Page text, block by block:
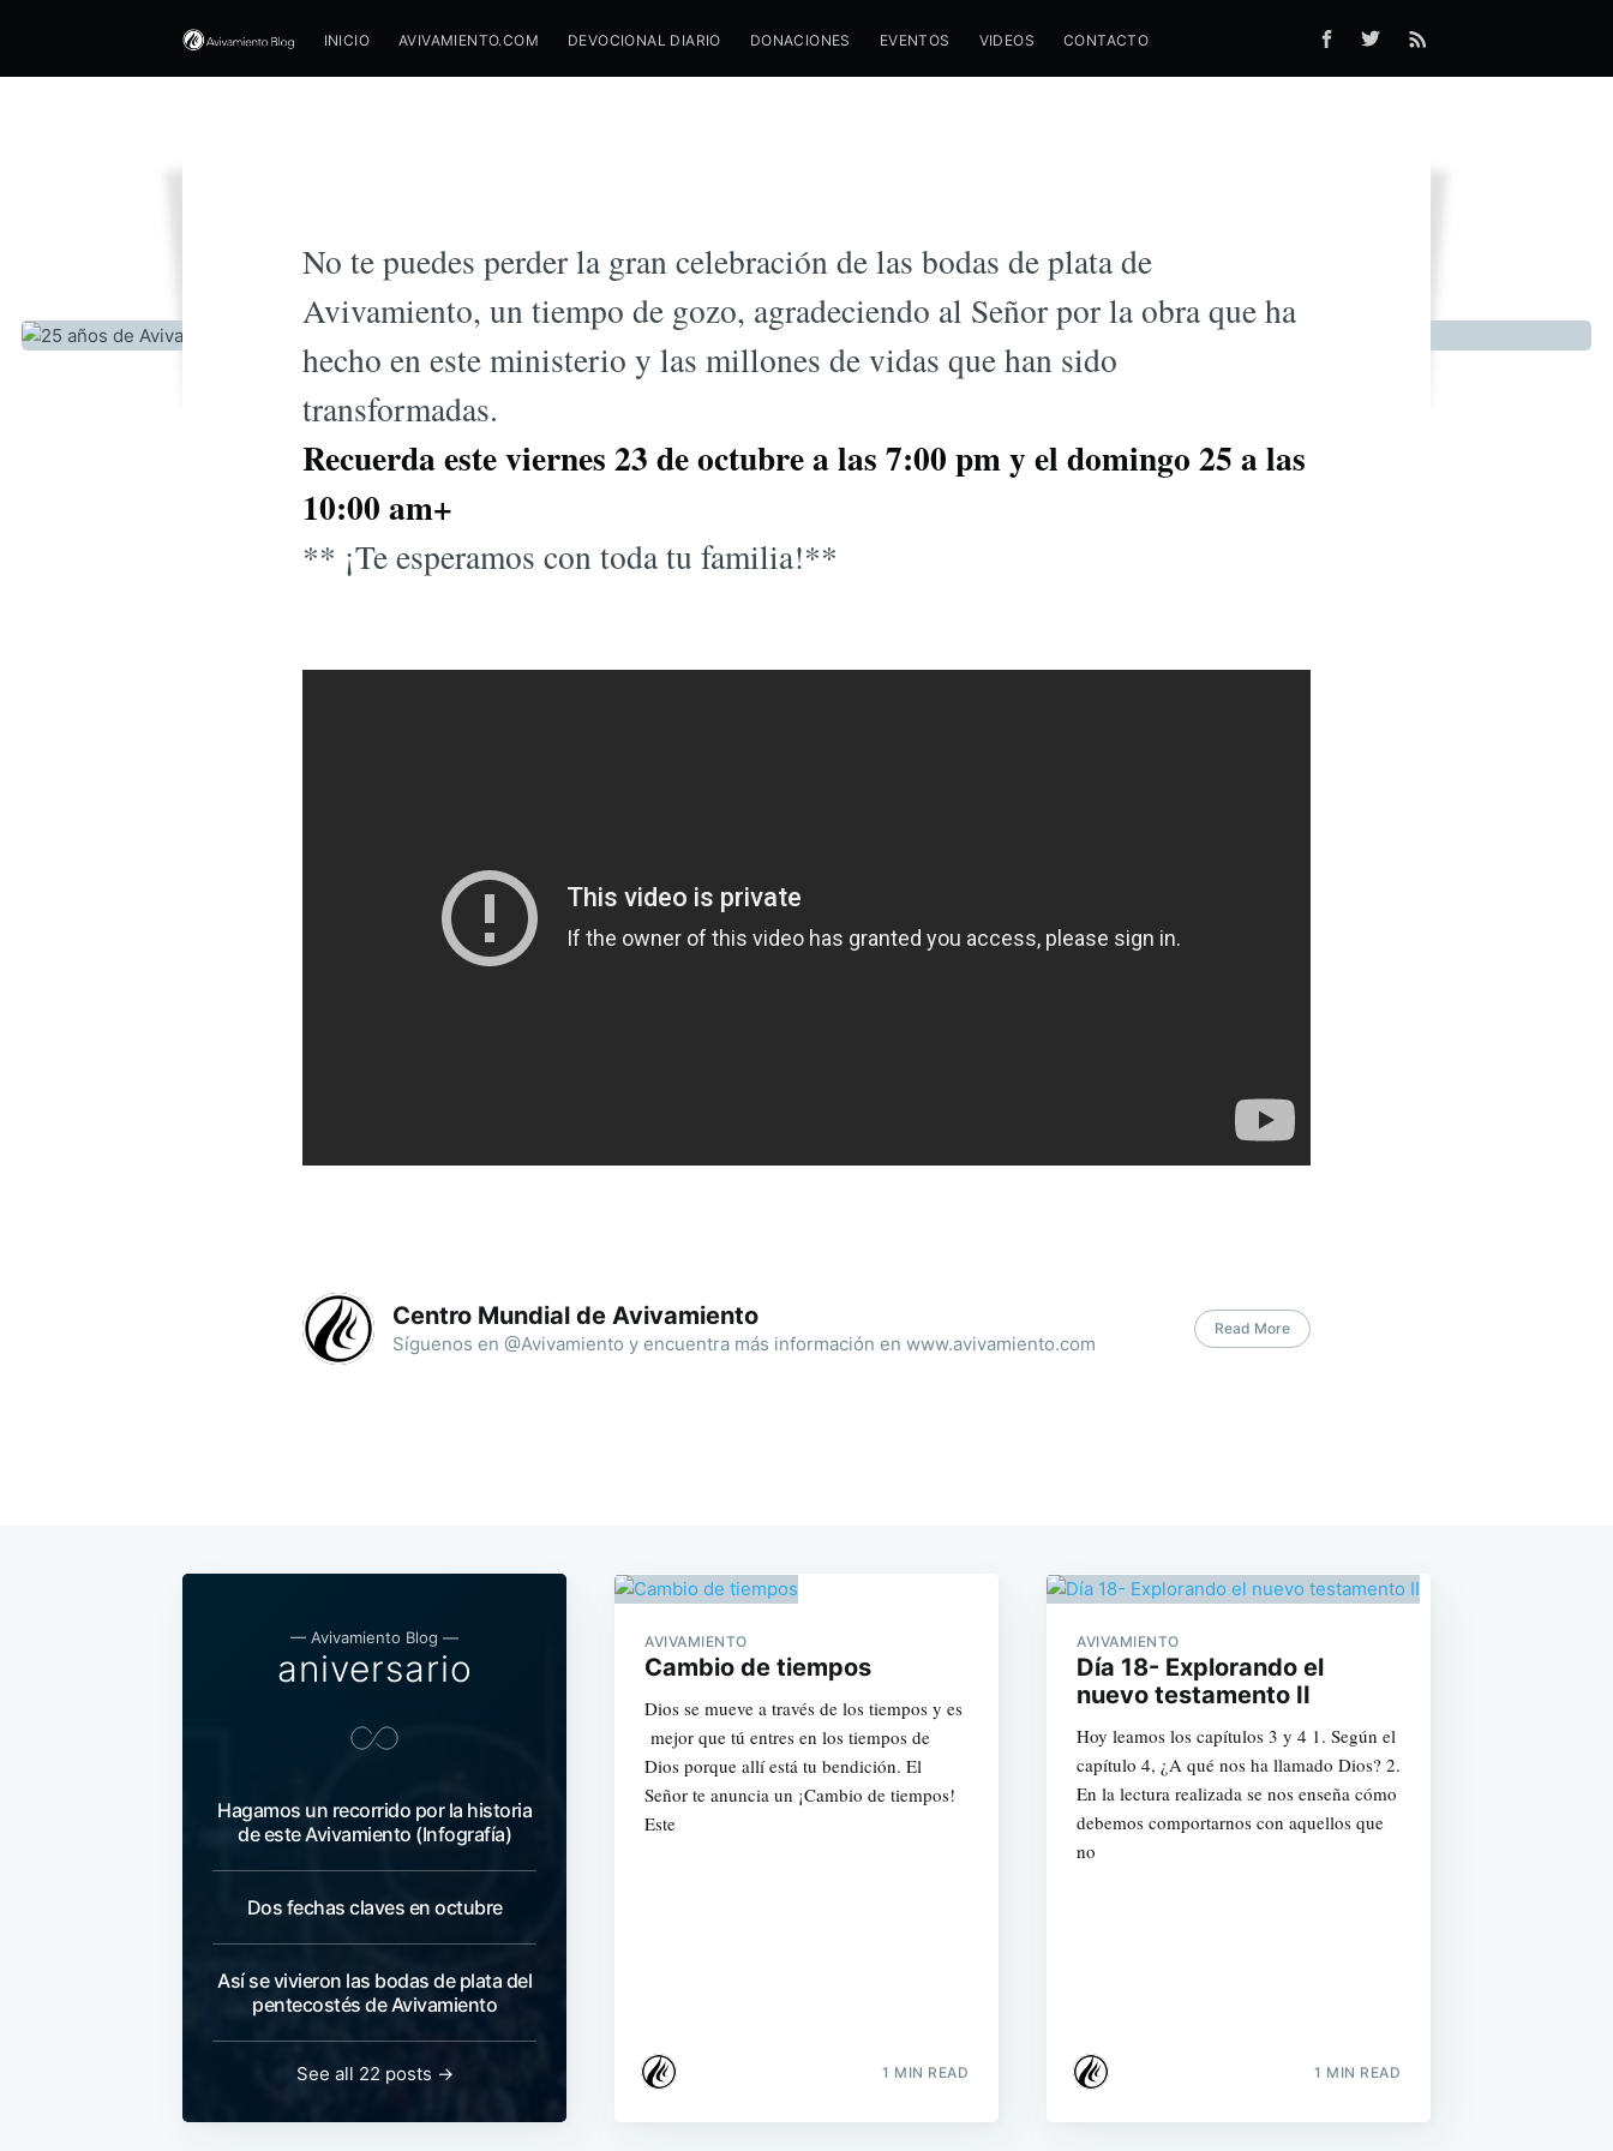
INICIO AVIVAMIENTO.COM DEVOCIONAL DIARIO DONACIONES EVENTOS VIDEOS CONTACTO
25 años de Avivamiento (Vídeo)
No te puedes perder la gran celebración de las bodas de plata de
Avivamiento, un tiempo de gozo, agradeciendo al Señor por la obra que ha
hecho en este ministerio y las millones de vidas que han sido
transformadas.
Recuerda este viernes 23 de octubre a las 7:00 pm y el domingo 25 a las
10:00 am+
** ¡Te esperamos con toda tu familia!**
Centro Mundial de Avivamiento
Síguenos en @Avivamiento y encuentra más información en www.avivamiento.com
Read More
— Avivamiento Blog —
aniversario
Hagamos un recorrido por la historia
de este Avivamiento (Infografía)
Dos fechas claves en octubre
Así se vivieron las bodas de plata del
pentecostés de Avivamiento
See all 22 posts →
AVIVAMIENTO
Cambio de tiempos
Dios se mueve a través de los tiempos y es
mejor que tú entres en los tiempos de
Dios porque allí está tu bendición. El
Señor te anuncia un ¡Cambio de tiempos!
Este
1 MIN READ
AVIVAMIENTO
Día 18- Explorando el
nuevo testamento II
Hoy leamos los capítulos 3 y 4 1. Según el
capítulo 4, ¿A qué nos ha llamado Dios? 2.
En la lectura realizada se nos enseña cómo
debemos comportarnos con aquellos que
no
1 MIN READ